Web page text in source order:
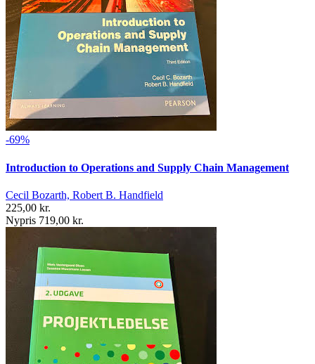
-69%
Introduction to Operations and Supply Chain Management
Cecil Bozarth, Robert B. Handfield
225,00 kr.
Nypris 719,00 kr.